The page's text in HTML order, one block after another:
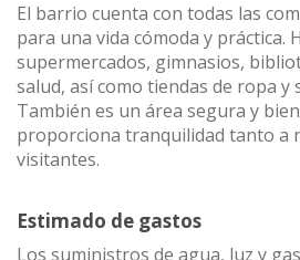
El barrio cuenta con todas las
para una vida cómoda y práctica.
supermercados, gimnasios,
salud, así como tiendas de ropa y
También es un área segura y
proporciona tranquilidad tanto a
visitantes.
Estimado de gastos
Los suministros de agua, luz y